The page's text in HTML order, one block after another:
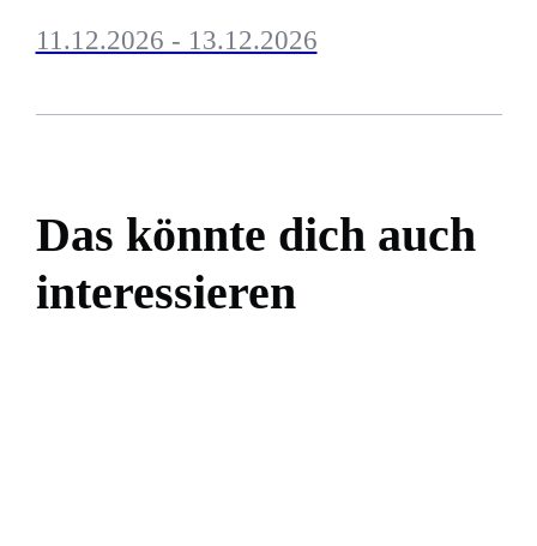
11.12.2026 - 13.12.2026
Das könnte dich auch
interessieren